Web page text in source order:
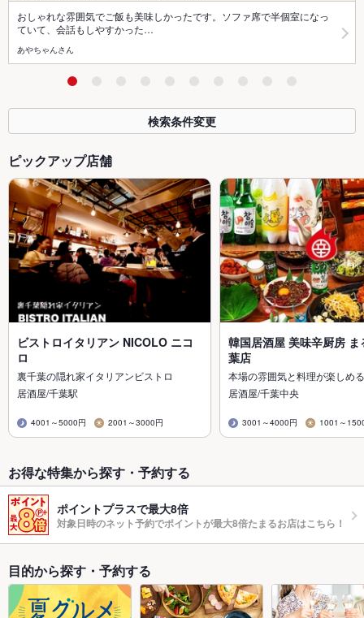
おしゃれな雰囲気でご飯も美味しかったです。ソファ席で半個室になっ
ていて、会話もしやすかった…
あやちゃんさん
検索条件変更
ピックアップ店舗
ビストロイタリアン NICOLO ニコ
ロ
裏千葉の隠れ家イタリアンビストロ
居酒屋/千葉駅
4001～5000円 2001～3000円
韓国居酒屋 美味辛厨房 ま
葉店
本場の雰囲気と料理が楽しめ
居酒屋/千葉中央
3001～4000円 1001～
お得な特集から探す・予約する
ポイントプラスで最大8倍
対象日時のネット予約でポイントが最大8倍たまるお店はこちら！
目的から探す・予約する